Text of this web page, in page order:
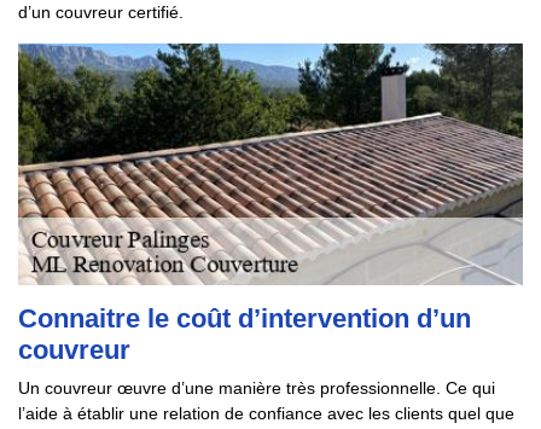
d’un couvreur certifié.
Connaitre le coût d’intervention d’un
couvreur
Un couvreur œuvre d’une manière très professionnelle. Ce qui
l’aide à établir une relation de confiance avec les clients quel que